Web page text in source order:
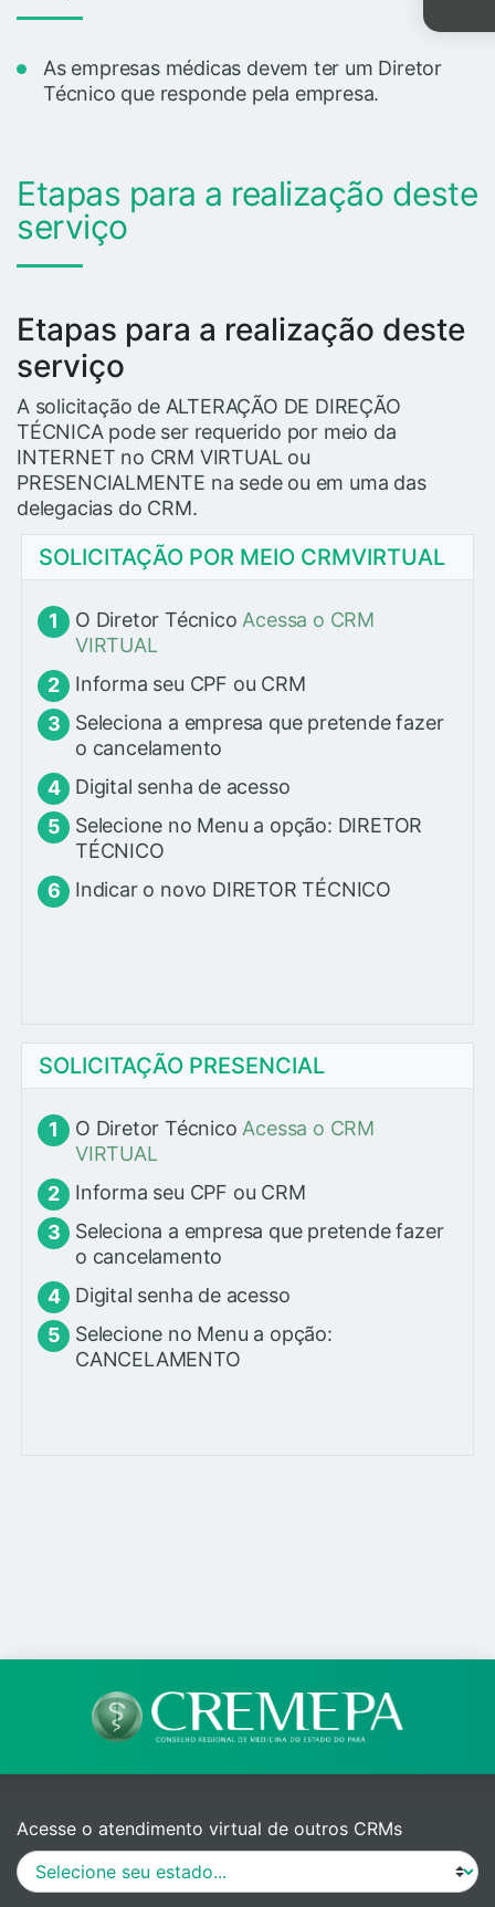
As empresas médicas devem ter um Diretor
Técnico que responde pela empresa.
Etapas para a realização deste
serviço
Etapas para a realização deste
serviço
A solicitação de ALTERAÇÃO DE DIREÇÃO
TÉCNICA pode ser requerido por meio da
INTERNET no CRM VIRTUAL ou
PRESENCIALMENTE na sede ou em uma das
delegacias do CRM.
SOLICITAÇÃO POR MEIO CRMVIRTUAL
O Diretor Técnico Acessa o CRM
VIRTUAL
Informa seu CPF ou CRM
Seleciona a empresa que pretende fazer
o cancelamento
Digital senha de acesso
Selecione no Menu a opção: DIRETOR
TÉCNICO
Indicar o novo DIRETOR TÉCNICO
SOLICITAÇÃO PRESENCIAL
O Diretor Técnico Acessa o CRM
VIRTUAL
Informa seu CPF ou CRM
Seleciona a empresa que pretende fazer
o cancelamento
Digital senha de acesso
Selecione no Menu a opção:
CANCELAMENTO
Acesse o atendimento virtual de outros CRMs